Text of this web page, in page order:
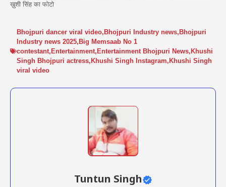
ख़ुशी सिंह का फोटो
Bhojpuri dancer viral video,Bhojpuri Industry news,Bhojpuri
Industry news 2025,Big Memsaab No 1
contestant,Entertainment,Entertainment Bhojpuri News,Khushi
Singh Bhojpuri actress,Khushi Singh Instagram,Khushi Singh
viral video
Tuntun Singh